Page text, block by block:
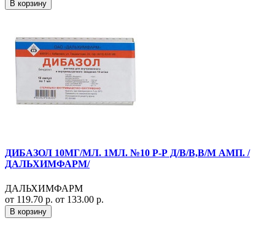
В корзину
ДИБАЗОЛ 10МГ/МЛ. 1МЛ. №10 Р-Р Д/В/В,В/М АМП. /
ДАЛЬХИМФАРМ/
ДАЛЬХИМФАРМ
от 119.70 р. от 133.00 р.
В корзину